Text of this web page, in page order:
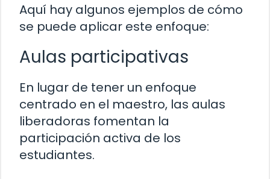
Aquí hay algunos ejemplos de cómo
se puede aplicar este enfoque:
Aulas participativas
En lugar de tener un enfoque
centrado en el maestro, las aulas
liberadoras fomentan la
participación activa de los
estudiantes.